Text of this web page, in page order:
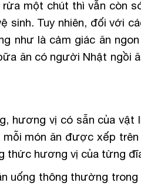
rửa một chút thì vẫn còn
sinh. Tuy nhiên, đối với
như là cảm giác ăn
ăn có người Nhật ngồi
hương vị có sẵn của
món ăn được xếp
thức hương vị của từng
uống thông thường